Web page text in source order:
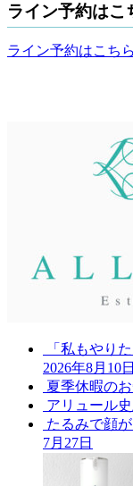
ライン予約はこ
ライン予約はこちら
「私もやり
2026年8月10日
夏季休暇の
アリュール
たるみで顔
7月27日